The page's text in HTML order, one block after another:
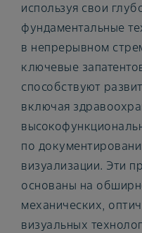
используя свои
фундаментальные
в непрерывном
ключевые
способствуют
включая
по
визуализации. Эти
основаны на
механических,
визуальных